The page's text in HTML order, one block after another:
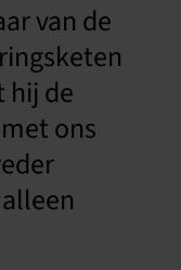
van de
hij de
ons